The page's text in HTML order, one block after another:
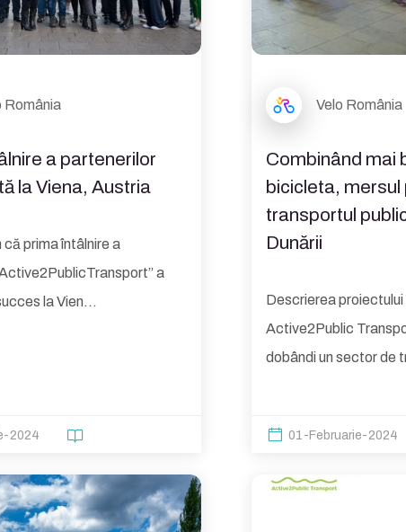
România
a partenerilor
la Viena, Austria
că prima întâlnire a
a
la Vien...
2024
Velo România
Combinând mai
bicicleta, mersul
transportul
Dunării
Descrierea proiectului
Active2Public
dobândi un sector de
01-Februarie-2024